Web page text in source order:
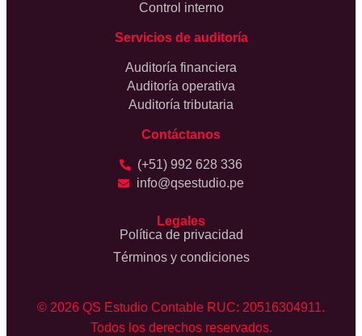
Control interno
Servicios de auditoría
Auditoría financiera
Auditoría operativa
Auditoría tributaria
Contáctanos
(+51) 992 628 336
info@qsestudio.pe
Legales
Política de privacidad
Términos y condiciones
© 2026 QS Estudio Contable RUC: 20516304911.
Todos los derechos reservados.